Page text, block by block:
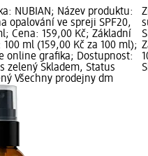
NUBIAN; Název produktu:
opalování ve spreji SPF20,
Cena: 159,00 Kč; Základní
100 ml (159,00 Kč za 100 ml);
online grafika; Dostupnost:
zelený Skladem, Status
Všechny prodejny dm